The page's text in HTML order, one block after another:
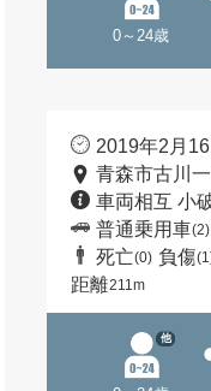
0～24歳
2019年2月
青森市古川
車両相互 小
普通乗用車(2)
死亡(0) 負傷
距離211m
他